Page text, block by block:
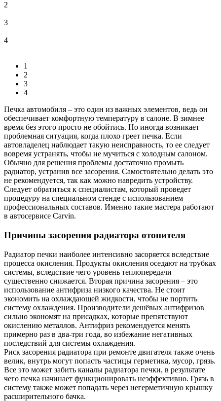
2
3
4
1
2
3
4
Печка автомобиля – это один из важных элементов, ведь он
обеспечивает комфортную температуру в салоне. В зимнее
время без этого просто не обойтись. Но иногда возникает
проблемная ситуация, когда плохо греет печка. Если
автовладелец наблюдает такую неисправность, то ее следует
вовремя устранять, чтобы не мучиться с холодным салоном.
Обычно для решения проблемы достаточно промыть
радиатор, устранив все засорения. Самостоятельно делать это
не рекомендуется, так как можно навредить устройству.
Следует обратиться к специалистам, который проведет
процедуру на специальном стенде с использованием
профессиональных составов. Именно такие мастера работают
в автосервисе Carvin.
Причины засорения радиатора отопителя
Радиатор печки наиболее интенсивно засоряется вследствие
процесса окисления. Продукты окисления оседают на трубках
системы, вследствие чего уровень теплопередачи
существенно снижается. Вторая причина засорения – это
использование антифриза низкого качества. Не стоит
экономить на охлаждающей жидкости, чтобы не портить
систему охлаждения. Производители дешёвых антифризов
сильно экономят на присадках, которые препятствуют
окислению металлов. Антифриз рекомендуется менять
примерно раз в два-три года, во избежание негативных
последствий для системы охлаждения.
Риск засорения радиатора при ремонте двигателя также очень
велик, внутрь могут попасть частицы герметика, мусор, грязь.
Все это может забить каналы радиатора печки, в результате
чего печка начинает функционировать неэффективно. Грязь в
систему также может попадать через негерметичную крышку
расширительного бачка.